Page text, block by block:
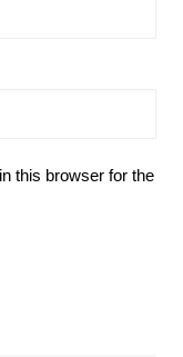
this browser for the